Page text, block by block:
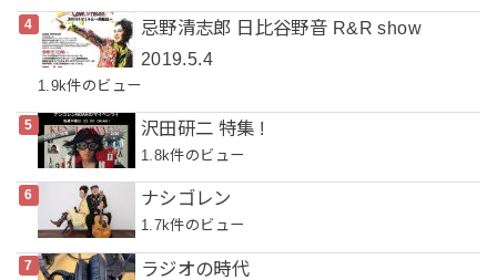
忌野清志郎 日比谷野音 R&R show
2019.5.4
1.9k件のビュー
沢田研二 特集 !
1.8k件のビュー
ナシゴレン
1.7k件のビュー
ラジオの時代